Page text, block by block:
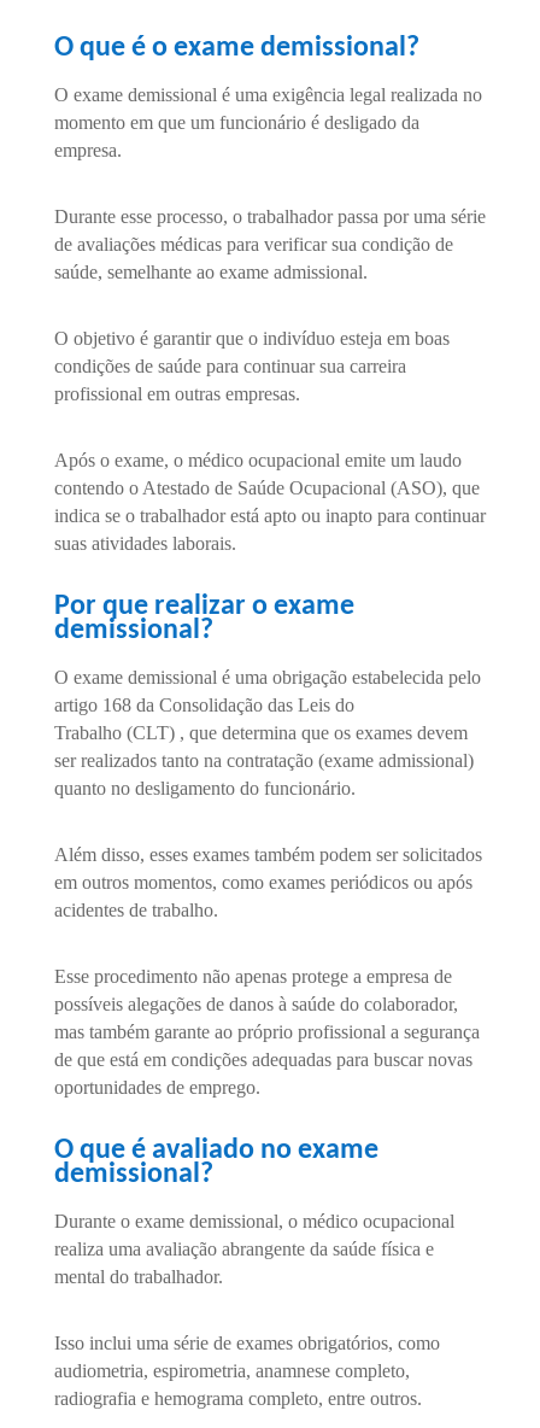
O que é o exame demissional?
O exame demissional é uma exigência legal realizada no
momento em que um funcionário é desligado da
empresa.
Durante esse processo, o trabalhador passa por uma série
de avaliações médicas para verificar sua condição de
saúde, semelhante ao exame admissional.
O objetivo é garantir que o indivíduo esteja em boas
condições de saúde para continuar sua carreira
profissional em outras empresas.
Após o exame, o médico ocupacional emite um laudo
contendo o Atestado de Saúde Ocupacional (ASO), que
indica se o trabalhador está apto ou inapto para continuar
suas atividades laborais.
Por que realizar o exame
demissional?
O exame demissional é uma obrigação estabelecida pelo
artigo 168 da Consolidação das Leis do
Trabalho (CLT) , que determina que os exames devem
ser realizados tanto na contratação (exame admissional)
quanto no desligamento do funcionário.
Além disso, esses exames também podem ser solicitados
em outros momentos, como exames periódicos ou após
acidentes de trabalho.
Esse procedimento não apenas protege a empresa de
possíveis alegações de danos à saúde do colaborador,
mas também garante ao próprio profissional a segurança
de que está em condições adequadas para buscar novas
oportunidades de emprego.
O que é avaliado no exame
demissional?
Durante o exame demissional, o médico ocupacional
realiza uma avaliação abrangente da saúde física e
mental do trabalhador.
Isso inclui uma série de exames obrigatórios, como
audiometria, espirometria, anamnese completo,
radiografia e hemograma completo, entre outros.